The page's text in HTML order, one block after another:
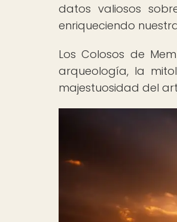
datos valiosos
enriqueciendo
Los Colosos de
arqueología, la
majestuosidad del